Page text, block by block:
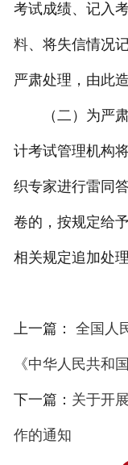
考试成绩、记入
料、将失信情况
严肃处理，由此
（二）为严肃
计考试管理机构
织专家进行雷同
卷的，按规定给
相关规定追加处理
上一篇： 全国人
《中华人民共和
下一篇： 关于开
作的通知